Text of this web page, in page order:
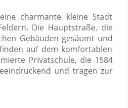
charmante kleine Stadt
Die Hauptstraße, die
Gebäuden gesäumt und
auf dem komfortablen
Privatschule, die 1584
und tragen zur